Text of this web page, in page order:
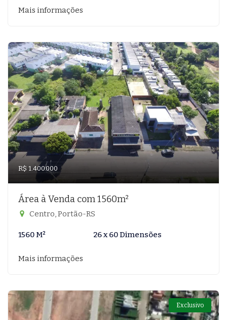
Mais informações
R$ 1.400.000
Área à Venda com 1560m²
Centro, Portão-RS
1560 M² 26 x 60 Dimensões
Mais informações
Exclusivo